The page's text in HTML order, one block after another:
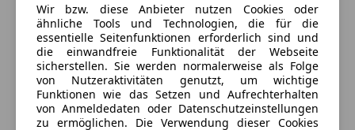
Wir bzw. diese Anbieter nutzen Cookies oder
ähnliche Tools und Technologien, die für die
essentielle Seitenfunktionen erforderlich sind und
die einwandfreie Funktionalität der Webseite
sicherstellen. Sie werden normalerweise als Folge
von Nutzeraktivitäten genutzt, um wichtige
Funktionen wie das Setzen und Aufrechterhalten
von Anmeldedaten oder Datenschutzeinstellungen
zu ermöglichen. Die Verwendung dieser Cookies